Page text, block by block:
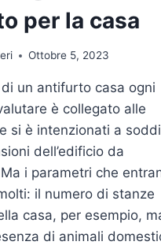
per la casa
Ottobre 5, 2023
un antifurto casa ogni
è collegato alle
si è intenzionati a
dell’edificio da
i parametri che
il numero di stanze
casa, per esempio,
di animali